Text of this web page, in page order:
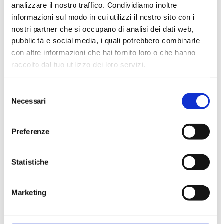
analizzare il nostro traffico. Condividiamo inoltre
informazioni sul modo in cui utilizzi il nostro sito con i
nostri partner che si occupano di analisi dei dati web,
pubblicità e social media, i quali potrebbero combinarle
con altre informazioni che hai fornito loro o che hanno
raccolto dal tuo utilizzo dei loro servizi.
delNecessari
Preferenze
Statistiche
Marketing
MCE Milan | Pad 4 - Stand D33 E34
#EVENT
22/01/2024